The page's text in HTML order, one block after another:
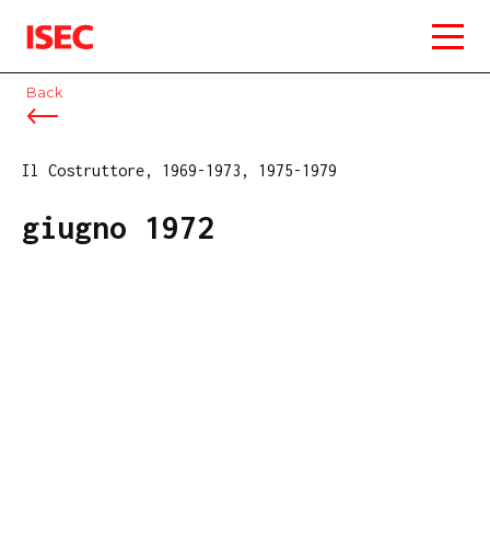
ISEC
Back
Il Costruttore, 1969-1973, 1975-1979
giugno 1972